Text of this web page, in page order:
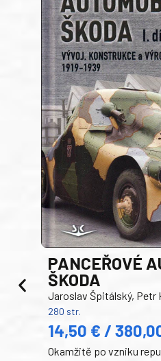
PANCEŘOVÉ
ŠKODA
Jaroslav Špitálský, Petr
280 str.
14,50 € /
Okamžitě po vzniku